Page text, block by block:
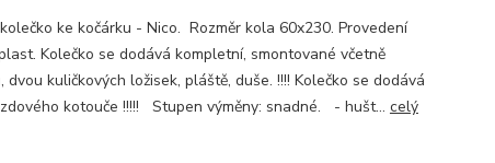
ke kočárku - Nico. Rozměr kola 60x230. Provedení
Kolečko se dodává kompletní, smontované včetně
dvou kuličkových ložisek, pláště, duše. !!!! Kolečko se dodává
kotouče !!!!! Stupen výměny: snadné. - hušt... celý